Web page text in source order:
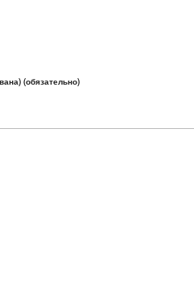
(обязательно)